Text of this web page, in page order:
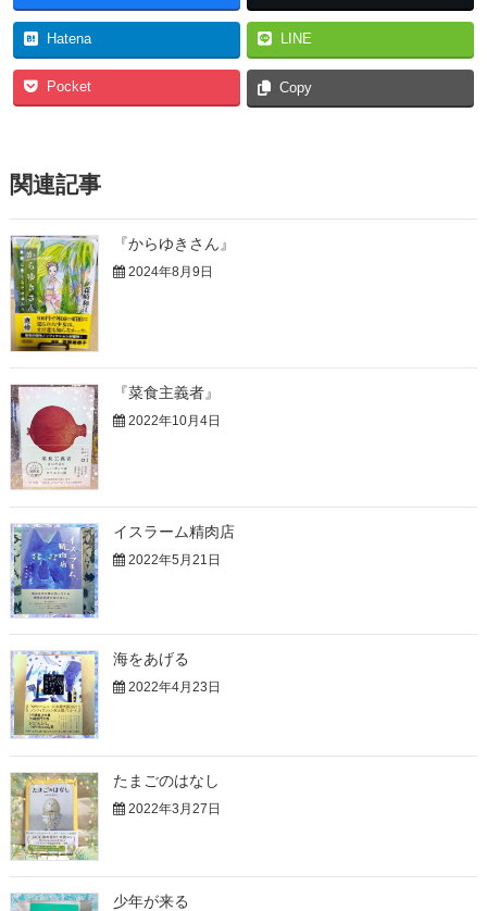
Hatena LINE
Pocket Copy
関連記事
『からゆきさん』
2024年8月9日
『菜食主義者』
2022年10月4日
イスラーム精肉店
2022年5月21日
海をあげる
2022年4月23日
たまごのはなし
2022年3月27日
少年が来る